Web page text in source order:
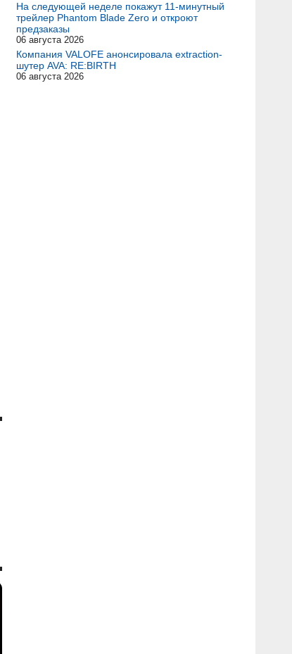
На следующей неделе покажут 11-минутный
трейлер Phantom Blade Zero и откроют
предзаказы
06 августа 2026
Компания VALOFE анонсировала extraction-
шутер AVA: RE:BIRTH
06 августа 2026